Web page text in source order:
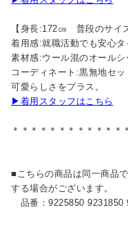
【身長:172㎝ 普段のサイ
着用感:就職活動でも安心タ
素材感:ウール混のオールシ
コーディネート:黒無地セ
可愛らしさをプラス。
▶着用スタッフはこちら
＊＊＊＊＊＊＊＊＊＊＊＊
■こちらの商品は同一商品
する場合がございます。
品番：9225850 9231850